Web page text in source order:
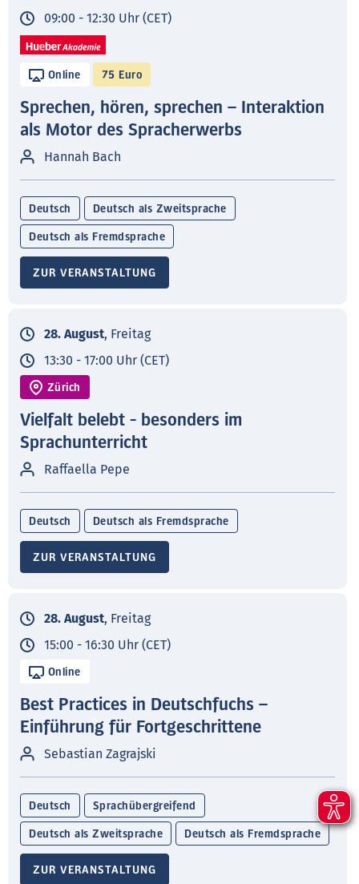
09:00 - 12:30 Uhr (CET)
Online 75 Euro
Sprechen, hören, sprechen – Interaktion
als Motor des Spracherwerbs
Hannah Bach
Deutsch Deutsch als Zweitsprache
Deutsch als Fremdsprache
ZUR VERANSTALTUNG
28. August, Freitag
13:30 - 17:00 Uhr (CET)
Zürich
Vielfalt belebt - besonders im
Sprachunterricht
Raffaella Pepe
Deutsch Deutsch als Fremdsprache
ZUR VERANSTALTUNG
28. August, Freitag
15:00 - 16:30 Uhr (CET)
Online
Best Practices in Deutschfuchs –
Einführung für Fortgeschrittene
Sebastian Zagrajski
Deutsch Sprachübergreifend
Deutsch als Zweitsprache Deutsch als Fremdsprache
ZUR VERANSTALTUNG